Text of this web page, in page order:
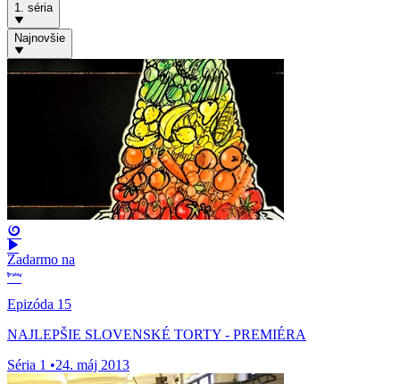
1. séria
Najnovšie
Zadarmo na
Epizóda 15
NAJLEPŠIE SLOVENSKÉ TORTY - PREMIÉRA
Séria 1 •24. máj 2013